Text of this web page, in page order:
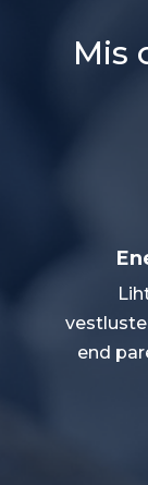
Mis
end